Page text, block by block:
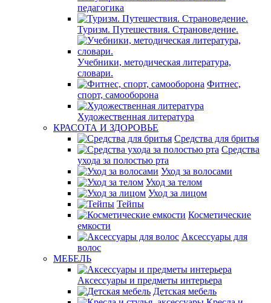
педагогика
Туризм. Путешествия. Страноведение.
Учебники, методическая литература,
словари.
Фитнес,
спорт, самооборона
Художественная литература
КРАСОТА И ЗДОРОВЬЕ
Средства для бритья
Средства
ухода за полостью рта
Уход за волосами
Уход за телом
Уход за лицом
Тейпы
Косметические
емкости
Аксессуары для
волос
МЕБЕЛЬ
Аксессуары и предметы интерьера
Детская мебель